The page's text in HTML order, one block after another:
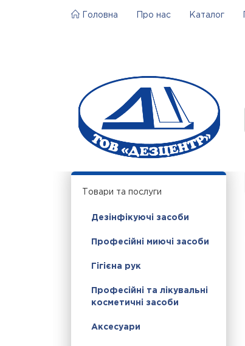
Головна Про нас Каталог
Товари та послуги
Дезінфікуючі засоби
Професійні миючі засоби
Гігієна рук
Професійні та лікувальні
косметичні засоби
Аксесуари